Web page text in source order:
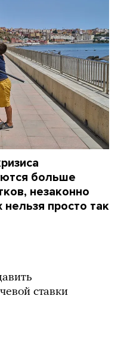
больше
незаконно
просто так
ставки